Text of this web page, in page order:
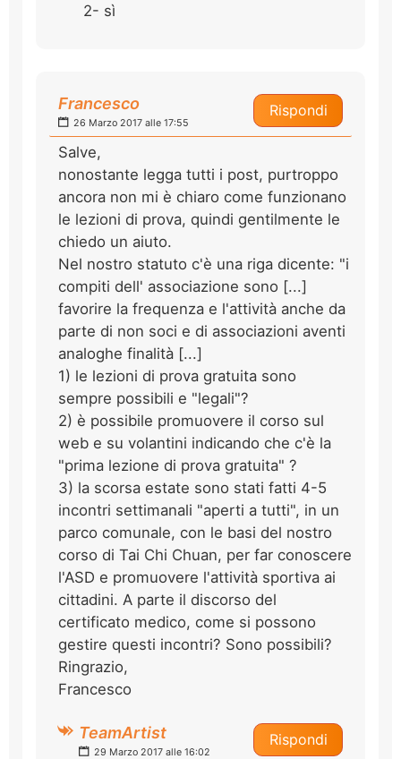
2- sì
Rispondi
Francesco
26 Marzo 2017 alle 17:55
Salve,
nonostante legga tutti i post, purtroppo
ancora non mi è chiaro come funzionano
le lezioni di prova, quindi gentilmente le
chiedo un aiuto.
Nel nostro statuto c'è una riga dicente: "i
compiti dell' associazione sono [...]
favorire la frequenza e l'attività anche da
parte di non soci e di associazioni aventi
analoghe finalità [...]
1) le lezioni di prova gratuita sono
sempre possibili e "legali"?
2) è possibile promuovere il corso sul
web e su volantini indicando che c'è la
"prima lezione di prova gratuita" ?
3) la scorsa estate sono stati fatti 4-5
incontri settimanali "aperti a tutti", in un
parco comunale, con le basi del nostro
corso di Tai Chi Chuan, per far conoscere
l'ASD e promuovere l'attività sportiva ai
cittadini. A parte il discorso del
certificato medico, come si possono
gestire questi incontri? Sono possibili?
Ringrazio,
Francesco
Rispondi
TeamArtist
29 Marzo 2017 alle 16:02